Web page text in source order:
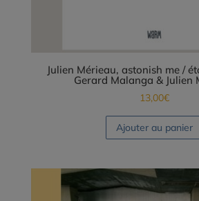
Julien Mérieau, astonish me /
Gerard Malanga & Julien
13,00€
Ajouter au panier